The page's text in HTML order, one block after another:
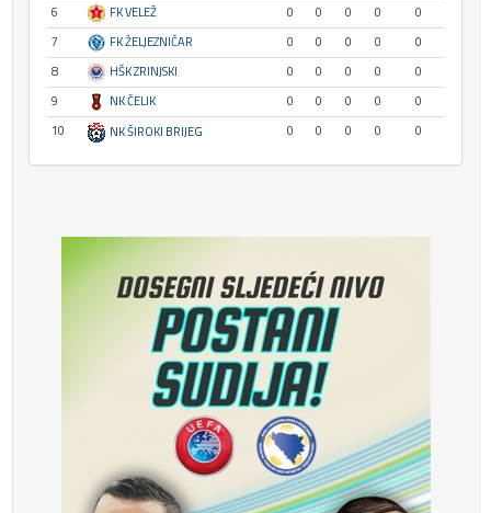
6
FK VELEŽ 0 0 0 0
0
7
FK ŽELJEZNIČAR 0 0 0 0
0
8
HŠK ZRINJSKI 0 0 0 0
0
9
NK ČELIK 0 0 0 0
0
10
NK ŠIROKI BRIJEG 0 0 0 0 0